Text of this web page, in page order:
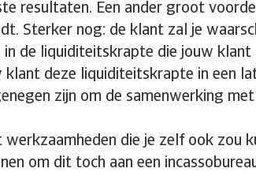
resultaten. Een ander groot
Sterker nog: de klant zal je
in de liquiditeitskrapte die jouw
deze liquiditeitskrapte in een
zijn om de samenwerking
die je zelf ook zou
om dit toch aan een